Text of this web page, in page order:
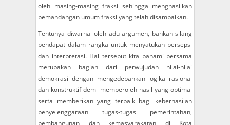
oleh masing-masing fraksi sehingga menghasilkan
pemandangan umum fraksi yang telah disampaikan.
Tentunya diwarnai oleh adu argumen, bahkan silang
pendapat dalam rangka untuk menyatukan persepsi
dan interpretasi. Hal tersebut kita pahami bersama
merupakan bagian dari perwujudan nilai-nilai
demokrasi dengan mengedepankan logika rasional
dan konstruktif demi memperoleh hasil yang optimal
serta memberikan yang terbaik bagi keberhasilan
penyelenggaraan tugas-tugas pemerintahan,